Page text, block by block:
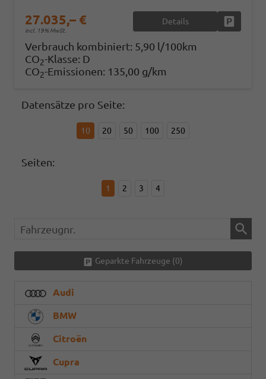
27.035,– €
incl. 19% MwSt.
Details
Verbrauch kombiniert: 5,90 l/100km
CO2-Klasse: D
CO2-Emissionen: 135,00 g/km
Datensätze pro Seite:
10 20 50 100 250
Seiten:
1 2 3 4
Fahrzeugnr.
Geparkte Fahrzeuge (0)
Audi
BMW
Citroën
Cupra